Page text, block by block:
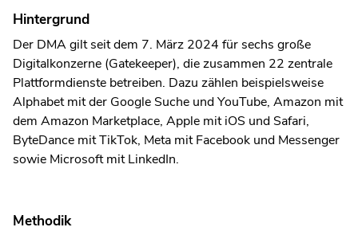
Hintergrund
Der DMA gilt seit dem 7. März 2024 für sechs große
Digitalkonzerne (Gatekeeper), die zusammen 22 zentrale
Plattformdienste betreiben. Dazu zählen beispielsweise
Alphabet mit der Google Suche und YouTube, Amazon mit
dem Amazon Marketplace, Apple mit iOS und Safari,
ByteDance mit TikTok, Meta mit Facebook und Messenger
sowie Microsoft mit LinkedIn.
Methodik